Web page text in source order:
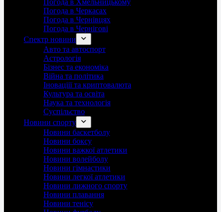
Погода в Хмельницькому
Погода в Черкасах
Погода в Чернівцях
Погода в Чернігові
Спектр новини
Авто та автоспорт
Астрологія
Бізнес та економіка
Війна та політика
Іноваціії та криптовалюта
Культура та освіта
Наука та технологія
Суспільство
Новини спорту
Новини баскетболу
Новини боксу
Новини важкої атлетики
Новини волейболу
Новини гімнастики
Новини легкої атлетики
Новини лижного спорту
Новини плавання
Новини тенісу